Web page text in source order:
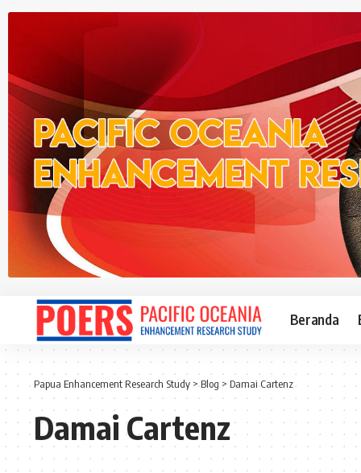
Beranda
Papua Enhancement Research Study >Blog > Damai Cartenz
Damai Cartenz